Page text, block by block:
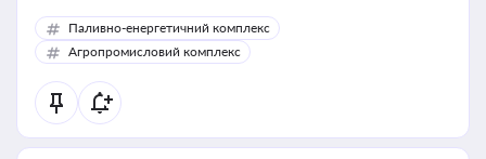
Паливно-енергетичний комплекс
Агропромисловий комплекс